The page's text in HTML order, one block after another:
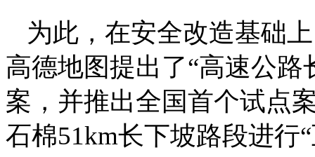
为此，在安全改造基础
高德地图提出了“高速公
案，并推出全国首个试点
石棉51km长下坡路段进行